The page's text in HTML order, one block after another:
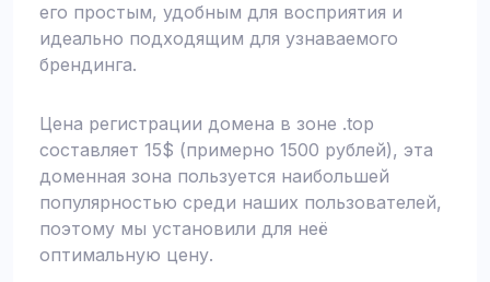
его простым, удобным для восприятия и
идеально подходящим для узнаваемого
брендинга.
Цена регистрации домена в зоне .top
составляет 15$ (примерно 1500 рублей), эта
доменная зона пользуется наибольшей
популярностью среди наших пользователей,
поэтому мы установили для неё
оптимальную цену.